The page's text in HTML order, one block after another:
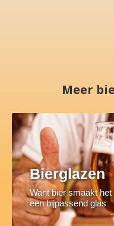
Meer
Bierglazen
Want bier smaakt het
een bijpassend glas